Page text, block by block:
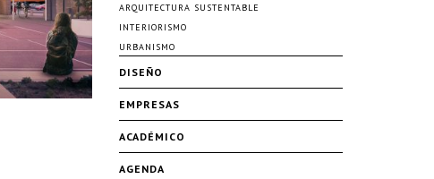
ARQUITECTURA SUSTENTABLE
INTERIORISMO
URBANISMO
DISEÑO
EMPRESAS
ACADÉMICO
AGENDA